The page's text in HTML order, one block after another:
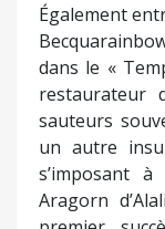
Également
dans le «
restaurateur
sauteurs
un autre
s’imposant
Aragorn